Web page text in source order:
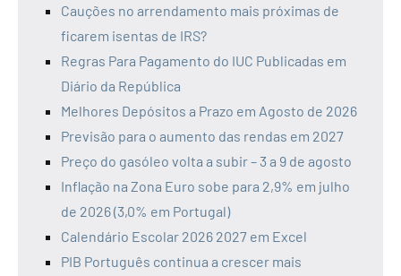
Cauções no arrendamento mais próximas de
ficarem isentas de IRS?
Regras Para Pagamento do IUC Publicadas em
Diário da República
Melhores Depósitos a Prazo em Agosto de 2026
Previsão para o aumento das rendas em 2027
Preço do gasóleo volta a subir – 3 a 9 de agosto
Inflação na Zona Euro sobe para 2,9% em julho
de 2026 (3,0% em Portugal)
Calendário Escolar 2026 2027 em Excel
PIB Português continua a crescer mais